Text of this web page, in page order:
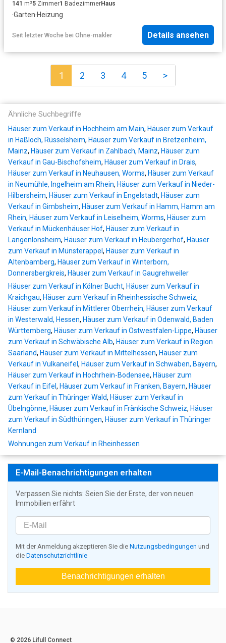
141 m²5 Zimmer1 BadezimmerHaus
·Garten·Heizung
Seit letzter Woche bei Ohne-makler Details ansehen
1 2 3 4 5 >
Ähnliche Suchbegriffe
Häuser zum Verkauf in Hochheim am Main, Häuser zum Verkauf
in Haßloch, Rüsselsheim, Häuser zum Verkauf in Bretzenheim,
Mainz, Häuser zum Verkauf in Zahlbach, Mainz, Häuser zum
Verkauf in Gau-Bischofsheim, Häuser zum Verkauf in Drais,
Häuser zum Verkauf in Neuhausen, Worms, Häuser zum Verkauf
in Neumühle, Ingelheim am Rhein, Häuser zum Verkauf in Nieder-
Hilbersheim, Häuser zum Verkauf in Engelstadt, Häuser zum
Verkauf in Gimbsheim, Häuser zum Verkauf in Hamm, Hamm am
Rhein, Häuser zum Verkauf in Leiselheim, Worms, Häuser zum
Verkauf in Mückenhäuser Hof, Häuser zum Verkauf in
Langenlonsheim, Häuser zum Verkauf in Heubergerhof, Häuser
zum Verkauf in Münsterappel , Häuser zum Verkauf in
Altenbamberg, Häuser zum Verkauf in Winterborn,
Donnersbergkreis, Häuser zum Verkauf in Gaugrehweiler
Häuser zum Verkauf in Kölner Bucht, Häuser zum Verkauf in
Kraichgau, Häuser zum Verkauf in Rheinhessische Schweiz,
Häuser zum Verkauf in Mittlerer Oberrhein, Häuser zum Verkauf
in Westerwald, Hessen, Häuser zum Verkauf in Odenwald, Baden
Württemberg, Häuser zum Verkauf in Ostwestfalen-Lippe, Häuser
zum Verkauf in Schwäbische Alb, Häuser zum Verkauf in Region
Saarland, Häuser zum Verkauf in Mittelhessen, Häuser zum
Verkauf in Vulkaneifel , Häuser zum Verkauf in Schwaben, Bayern,
Häuser zum Verkauf in Hochrhein-Bodensee, Häuser zum
Verkauf in Eifel , Häuser zum Verkauf in Franken, Bayern, Häuser
zum Verkauf in Thüringer Wald, Häuser zum Verkauf in
Übelngönne, Häuser zum Verkauf in Fränkische Schweiz, Häuser
zum Verkauf in Südthüringen, Häuser zum Verkauf in Thüringer
Kernland
Wohnungen zum Verkauf in Rheinhessen
E-Mail-Benachrichtigungen erhalten
Verpassen Sie nichts: Seien Sie der Erste, der von neuen
Immobilien erfährt
Mit der Anmeldung akzeptieren Sie die Nutzungsbedingungen und
die Datenschutzrichtlinie
Benachrichtigungen erhalten
© 2026 Lifull Connect